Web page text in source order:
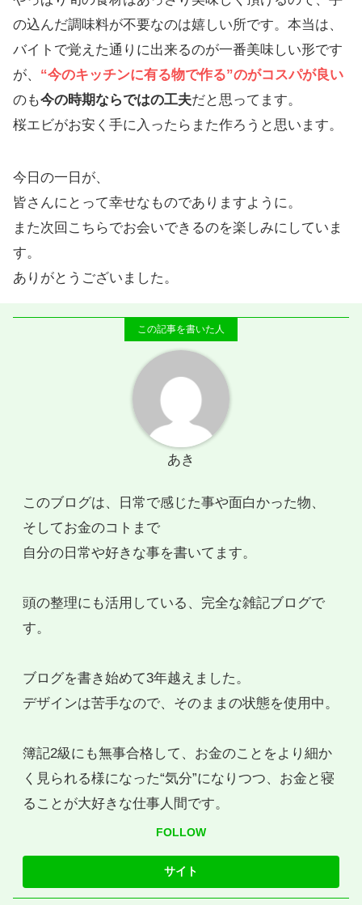
の込んだ調味料が不要なのは嬉しい所です。本当は、
バイトで覚えた通りに出来るのが一番美味しい形です
が、 “今のキッチンに有る物で作る”のがコスパが良い
のも今の時期ならではの工夫だと思ってます。
桜エビがお安く手に入ったらまた作ろうと思います。
今日の一日が、
皆さんにとって幸せなものでありますように。
また次回こちらでお会いできるのを楽しみにしていま
す。
ありがとうございました。
あき
このブログは、日常で感じた事や面白かった物、
そしてお金のコトまで
自分の日常や好きな事を書いてます。
頭の整理にも活用している、完全な雑記ブログで
す。
ブログを書き始めて3年越えました。
デザインは苦手なので、そのままの状態を使用中。
簿記2級にも無事合格して、お金のことをより細か
く見られる様になった“気分”になりつつ、お金と寝
ることが大好きな仕事人間です。
FOLLOW